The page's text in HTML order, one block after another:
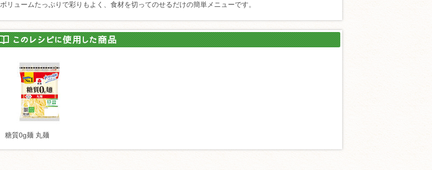
ボリュームたっぷりで彩りもよく、食材を切ってのせるだけの簡単メニューです。
糖質0g麺 丸麺